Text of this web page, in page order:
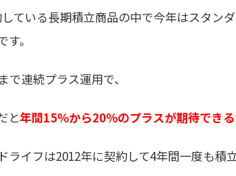
ている長期積立商品の中で今年はスタン
。
で連続プラス運用で、
と年間15％から20％のプラスが期待できる
ライフは2012年に契約して4年間一度も積